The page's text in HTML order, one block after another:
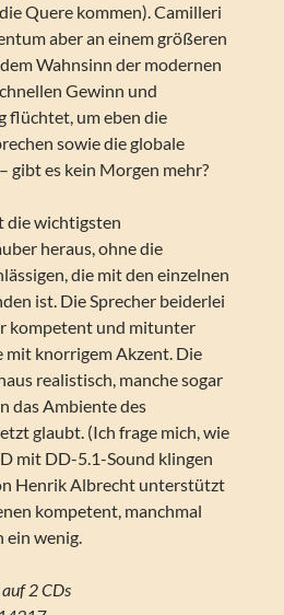
Quere kommen). Camilleri
aber an einem größeren
Wahnsinn der modernen
Gewinn und
flüchtet, um eben die
sowie die globale
gibt es kein Morgen mehr?
die wichtigsten
heraus, ohne die
die mit den einzelnen
ist. Die Sprecher beiderlei
kompetent und mitunter
mit knorrigem Akzent. Die
realistisch, manche sogar
das Ambiente des
glaubt. (Ich frage mich, wie
mit DD-5.1-Sound klingen
Henrik Albrecht unterstützt
kompetent, manchmal
ein wenig.
2 CDs